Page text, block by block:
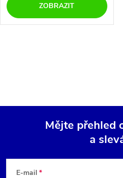
ZOBRAZIT
a
Mějte přehled
a
E-mail